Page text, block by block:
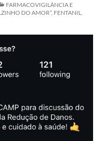
FARMACOVIGILÂNCIA E
DO AMOR”, FENTANIL,